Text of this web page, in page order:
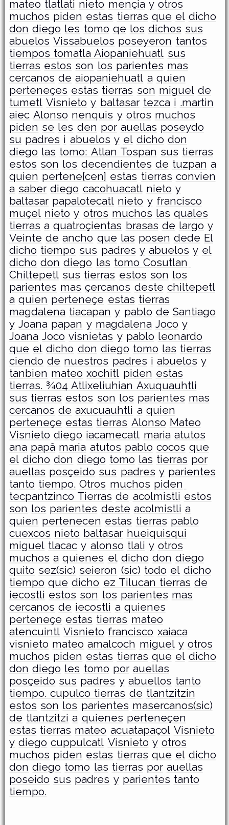
mateo tlatlati nieto mençia y otros
muchos piden estas tierras que el dicho
don diego les tomo qe los dichos sus
abuelos Vissabuelos poseyeron tantos
tiempos tomatla Aiopaniehuatl sus
tierras estos son los parientes mas
cercanos de aiopaniehuatl a quien
perteneçes estas tierras son miguel de
tumetl Visnieto y baltasar tezca i .martin
aiec Alonso nenquis y otros muchos
piden se les den por auellas poseydo
su padres i abuelos y el dicho don
diego las tomo: Atlan Tospan sus tierras
estos son los decendientes de tuzpan a
quien pertene[cen] estas tierras convien
a saber diego cacohuacatl nieto y
baltasar papalotecatl nieto y francisco
muçel nieto y otros muchos las quales
tierras a quatroçientas brasas de largo y
Veinte de ancho que las posen dede El
dicho tiempo sus padres y abuelos y el
dicho don diego las tomo Cosutlan
Chiltepetl sus tierras estos son los
parientes mas çercanos deste chiltepetl
a quien perteneçe estas tierras
magdalena tiacapan y pablo de Santiago
y Joana papan y magdalena Joco y
Joana Joco visnietas y pablo leonardo
que el dicho don diego tomo las tierras
ciendo de nuestros padres i abuelos y
tanbien mateo xochitl piden estas
tierras. ¾04 Atlixeliuhian Axuquauhtli
sus tierras estos son los parientes mas
cercanos de axucuauhtli a quien
perteneçe estas tierras Alonso Mateo
Visnieto diego iacamecatl maria atutos
ana papâ maria atutos pablo cocos que
el dicho don diego tomo las tierras por
auellas posçeido sus padres y parientes
tanto tiempo. Otros muchos piden
tecpantzinco Tierras de acolmistli estos
son los parientes deste acolmistli a
quien pertenecen estas tierras pablo
cuexcos nieto baltasar hueiquisqui
miguel tlacac y alonso tlali y otros
muchos a quienes el dicho don diego
quito sez(sic) seieron (sic) todo el dicho
tiempo que dicho ez Tilucan tierras de
iecostli estos son los parientes mas
cercanos de iecostli a quienes
perteneçe estas tierras mateo
atencuintl Visnieto francisco xaiaca
visnieto mateo amalcoch miguel y otros
muchos piden estas tierras que el dicho
don diego les tomo por auellas
posçeido sus padres y abuellos tanto
tiempo. cupulco tierras de tlantzitzin
estos son los parientes masercanos(sic)
de tlantzitzi a quienes perteneçen
estas tierras mateo acuatapaçol Visnieto
y diego cuppulcatl Visnieto y otros
muchos piden estas tierras que el dicho
don diego tomo las tierras por auellas
poseido sus padres y parientes tanto
tiempo.